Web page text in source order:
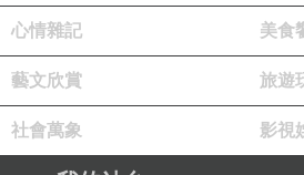
心情雜記 美食
藝文欣賞 旅遊
社會萬象 影視